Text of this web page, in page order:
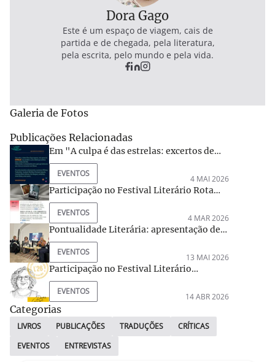
Dora Gago
Este é um espaço de viagem, cais de
partida e de chegada, pela literatura,
pela escrita, pelo mundo e pela vida.
Galeria de Fotos
Publicações Relacionadas
Em "A culpa é das estrelas: excertos de
Quem rasgou os meus lençóis de linho?
Ed. The Poets and Dragons Society
EVENTOS
4 MAI 2026
Participação no Festival Literário Rota
das Letras, de Macau
EVENTOS
4 MAR 2026
Pontualidade Literária: apresentação de
Quem rasgou os meus lençóis de linho?
por Lídia Jorge, na Casa do Meio-Dia, em
Loulé.
EVENTOS
13 MAI 2026
Participação no Festival Literário
Latitudes
EVENTOS
14 ABR 2026
Categorias
LIVROS PUBLICAÇÕES TRADUÇÕES
CRÍTICAS
EVENTOS
ENTREVISTAS